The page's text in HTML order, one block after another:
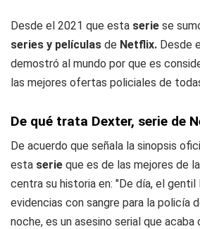
Desde el 2021 que esta serie se
series y películas de Netflix. Desde
demostró al mundo por que es
las mejores ofertas policiales de
De qué trata Dexter, serie de
De acuerdo que señala la sinopsis
esta serie que es de las mejores de
centra su historia en: "De día, el gentil
evidencias con sangre para la policía
noche, es un asesino serial que acaba